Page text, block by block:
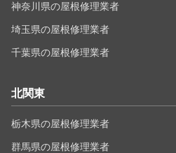
神奈川県の屋根修理業者
埼玉県の屋根修理業者
千葉県の屋根修理業者
北関東
栃木県の屋根修理業者
群馬県の屋根修理業者